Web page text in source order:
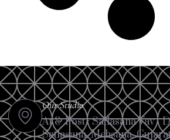
Our Studio
At & Post : Satlasana Vav -
Satlasana, Mehsana,